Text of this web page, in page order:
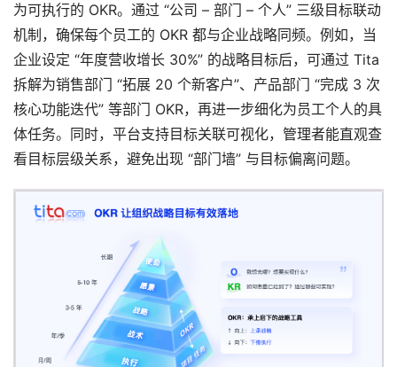
为可执行的 OKR。通过 “公司 – 部门 – 个人” 三级目标联动
机制，确保每个员工的 OKR 都与企业战略同频。例如，当
企业设定 “年度营收增长 30%” 的战略目标后，可通过 Tita
拆解为销售部门 “拓展 20 个新客户”、产品部门 “完成 3 次
核心功能迭代” 等部门 OKR，再进一步细化为员工个人的具
体任务。同时，平台支持目标关联可视化，管理者能直观查
看目标层级关系，避免出现 “部门墙” 与目标偏离问题。